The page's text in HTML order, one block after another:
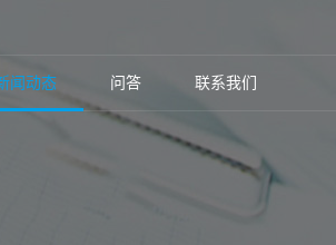
闻动态 问答 联系我们